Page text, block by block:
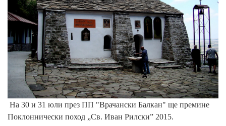
На 30 и 31 юли през ПП "Врачански Балкан" ще премине
Поклоннически поход „Св. Иван Рилски” 2015.